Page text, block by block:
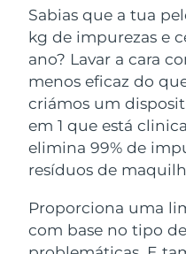
Sabias que a tua
kg de impurezas e
ano? Lavar a cara
menos eficaz do
criámos um
em 1 que está
elimina 99% de
resíduos de
Proporciona uma
com base no tipo
Anti-aging
LUNA™
Massage,
LUNA™
BEAR™
BEAR™ 2
Hidratação
UFO™ 3
Deep facial
UFO™ 3
Near-
device
issa™ 4
Hybrid
Smart
TRATAMENTO
FAQ™
Antienvelhecimento
Bermudas
Bósnia e
Herzegovina
Brunei
Bulgária
Chile